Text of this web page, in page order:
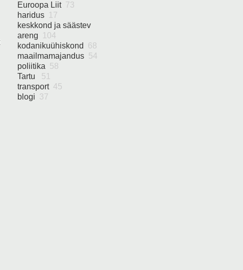
Euroopa Liit 73
haridus 17
keskkond ja säästev
areng
104
kodanikuühiskond 68
maailmamajandus 54
poliitika 58
Tartu 51
transport 45
blogi 37